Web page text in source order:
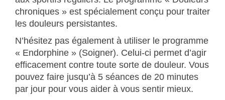
chroniques » est spécialement conçu pour traiter
les douleurs persistantes.
N’hésitez pas également à utiliser le programme
« Endorphine » (Soigner). Celui-ci permet d’agir
efficacement contre toute sorte de douleur. Vous
pouvez faire jusqu’à 5 séances de 20 minutes
par jour pour vous aider à vous sentir mieux.